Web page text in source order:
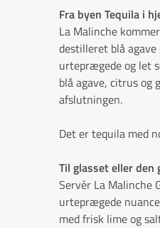
Fra byen Tequila i
La Malinche
destilleret blå
urteprægede og let
blå agave, citrus og
afslutningen.
Det er tequila med
Til glasset eller den
Servér La Malinche
urteprægede
med frisk lime og